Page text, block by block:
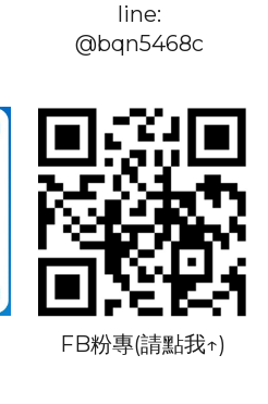
line:
@bqn5468c
FB粉專(請點我↑)